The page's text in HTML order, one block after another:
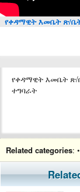
የቀዳማዊት እመቤት ጽ/
የቀዳማዊት እመቤት ጽ/
ተግባራት
Related categories: •